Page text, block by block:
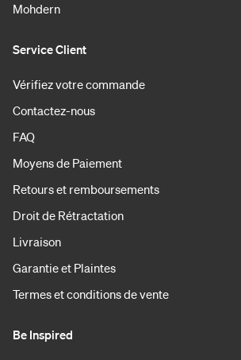
Mohdern
Service Client
Vérifiez votre commande
Contactez-nous
FAQ
Moyens de Paiement
Retours et remboursements
Droit de Rétractation
Livraison
Garantie et Plaintes
Termes et conditions de vente
Be Inspired